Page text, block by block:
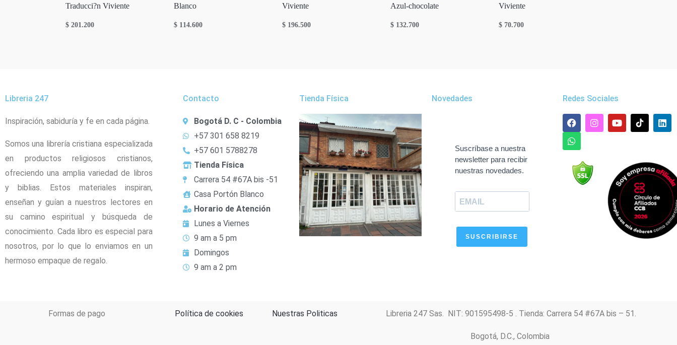
Traducci?n Viviente
$ 201.200
Blanco
$ 114.600
Viviente
$ 196.500
Azul-chocolate
$ 132.700
Viviente
$ 70.700
Libreria 247
Inspiración, sabiduría y fe en cada página.
Somos una librería cristiana especializada
en productos religiosos cristianos,
ofreciendo una amplia variedad de libros
y biblias. Estos materiales inspiran,
enseñan y guían a nuestros lectores en
su camino espiritual y búsqueda de
conocimiento. Cada libro es especial para
nosotros, por lo que lo enviamos en un
hermoso empaque de regalo.
Contacto
Bogotá D. C - Colombia
+57 301 658 8219
+57 601 5788278
Tienda Física
Carrera 54 #67A bis -51
Casa Portón Blanco
Horario de Atención
Lunes a Viernes
9 am a 5 pm
Domingos
9 am a 2 pm
Tienda Física Novedades
Suscríbase a nuestra
newsletter para recibir
nuestras novedades.
SUSCRIBIRSE
Redes Sociales
F
a
c
e
o
o
k
I
n
Y
o
e
L
i
d
i
n
W
h
a
t
a
p
p
Formas de pago Política de cookies Nuestras Politicas Libreria 247 Sas. NIT: 901595498-5 . Tienda: Carrera 54 #67A bis – 51.
Bogotá, D.C., Colombia